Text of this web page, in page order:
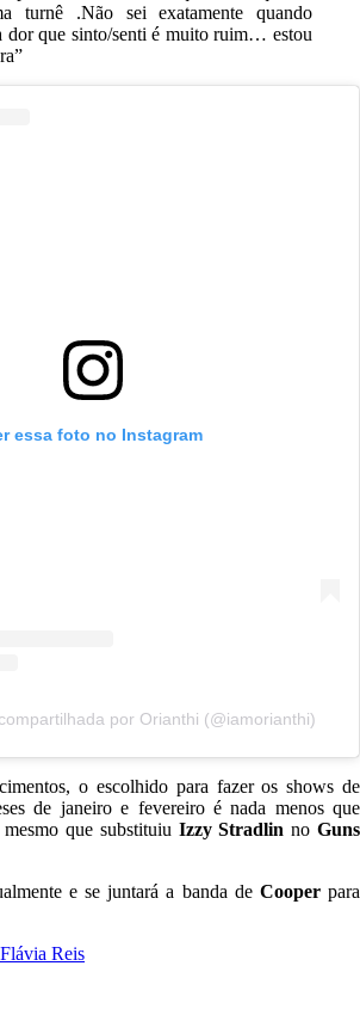
turnê .Não sei exatamente quando
dor que sinto/senti é muito ruim… estou
essa foto no Instagram
por Orianthi (@iamorianthi)
o escolhido para fazer os shows de
de janeiro e fevereiro é nada menos que
que substituiu Izzy Stradlin noGuns
e se juntará a banda de Cooperpara
Reis